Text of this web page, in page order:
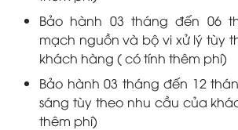
Bảo hành 03 tháng đến 06
mạch nguồn và bộ vi xử lý tùy
khách hàng ( có tính thêm phí)
Bảo hành 03 tháng đến 12
sáng tùy theo nhu cầu của
thêm phí)